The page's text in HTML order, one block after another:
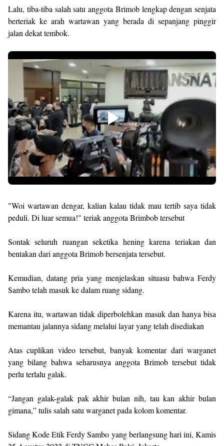
Lalu, tiba-tiba salah satu anggota Brimob lengkap dengan senjata
berteriak ke arah wartawan yang berada di sepanjang pinggir
jalan dekat tembok.
"Woi wartawan dengar, kalian kalau tidak mau tertib saya tidak
peduli. Di luar semua!" teriak anggota Brimbob tersebut
Sontak seluruh ruangan seketika hening karena teriakan dan
bentakan dari anggota Brimob bersenjata tersebut.
Kemudian, datang pria yang menjelaskan situasu bahwa Ferdy
Sambo telah masuk ke dalam ruang sidang.
Karena itu, wartawan tidak diperbolehkan masuk dan hanya bisa
memantau jalannya sidang melalui layar yang telah disediakan
Atas cuplikan video tersebut, banyak komentar dari warganet
yang bilang bahwa seharusnya anggota Brimob tersebut tidak
perlu terlalu galak.
“Jangan galak-galak pak akhir bulan nih, tau kan akhir bulan
gimana,” tulis salah satu warganet pada kolom komentar.
Sidang Kode Etik Ferdy Sambo yang berlangsung hari ini, Kamis